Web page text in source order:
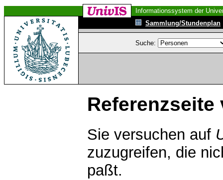
Informationssystem der
Sammlung/Stundenplan
Suche:
Referenzseite
Sie versuchen auf
zuzugreifen, die
paßt.